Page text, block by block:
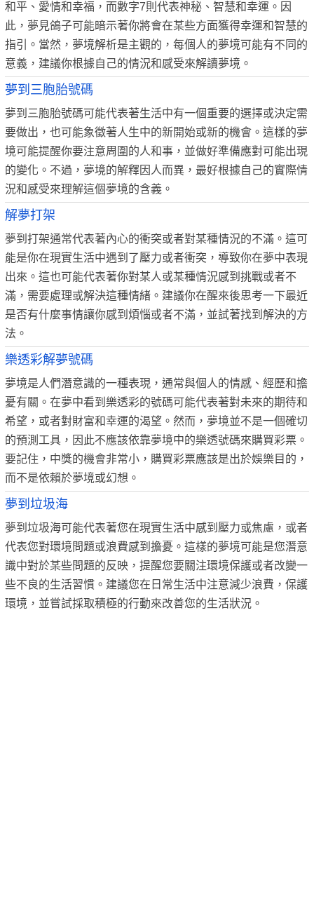
和平、愛情和幸福，而數字7則代表神秘、智慧和幸運。因
此，夢見鴿子可能暗示著你將會在某些方面獲得幸運和智慧的
指引。當然，夢境解析是主觀的，每個人的夢境可能有不同的
意義，建議你根據自己的情況和感受來解讀夢境。
夢到三胞胎號碼
夢到三胞胎號碼可能代表著生活中有一個重要的選擇或決定需
要做出，也可能象徵著人生中的新開始或新的機會。這樣的夢
境可能提醒你要注意周圍的人和事，並做好準備應對可能出現
的變化。不過，夢境的解釋因人而異，最好根據自己的實際情
況和感受來理解這個夢境的含義。
解夢打架
夢到打架通常代表著內心的衝突或者對某種情況的不滿。這可
能是你在現實生活中遇到了壓力或者衝突，導致你在夢中表現
出來。這也可能代表著你對某人或某種情況感到挑戰或者不
滿，需要處理或解決這種情緒。建議你在醒來後思考一下最近
是否有什麼事情讓你感到煩惱或者不滿，並試著找到解決的方
法。
樂透彩解夢號碼
夢境是人們潛意識的一種表現，通常與個人的情感、經歷和擔
憂有關。在夢中看到樂透彩的號碼可能代表著對未來的期待和
希望，或者對財富和幸運的渴望。然而，夢境並不是一個確切
的預測工具，因此不應該依靠夢境中的樂透號碼來購買彩票。
要記住，中獎的機會非常小，購買彩票應該是出於娛樂目的，
而不是依賴於夢境或幻想。
夢到垃圾海
夢到垃圾海可能代表著您在現實生活中感到壓力或焦慮，或者
代表您對環境問題或浪費感到擔憂。這樣的夢境可能是您潛意
識中對於某些問題的反映，提醒您要關注環境保護或者改變一
些不良的生活習慣。建議您在日常生活中注意減少浪費，保護
環境，並嘗試採取積極的行動來改善您的生活狀況。